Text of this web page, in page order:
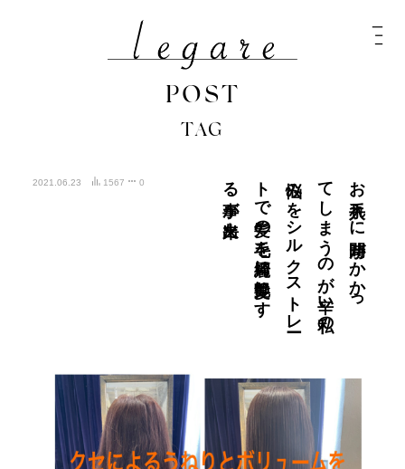
POST
TAG
2021.06.23 1567 0 お
手入れ
に
時間が
か
か
っ
て
し
ま
う
の
が
辛い
私の
悩み
を
シ
ル
ク
ス
ト
レ
ー
ト
で
髪の
毛を
綺麗に
艶髪に
す
る
事が
出来た